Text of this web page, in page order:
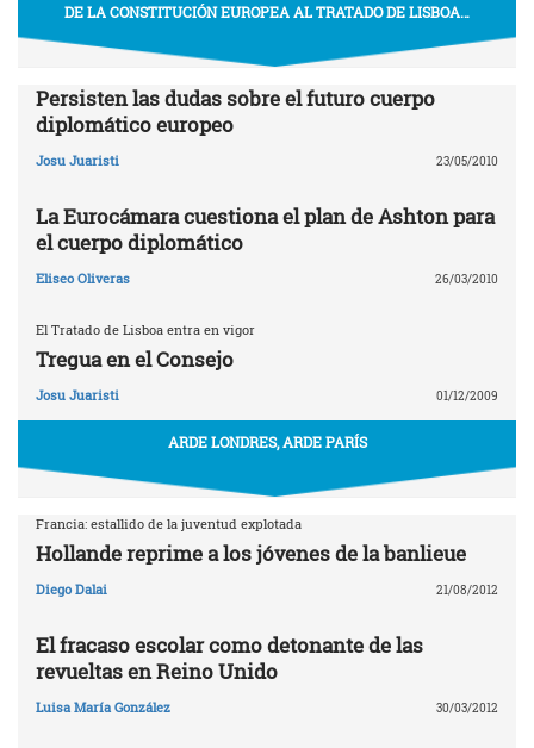
DE LA CONSTITUCIÓN EUROPEA AL TRATADO DE LISBOA…
Persisten las dudas sobre el futuro cuerpo
diplomático europeo
Josu Juaristi 23/05/2010
La Eurocámara cuestiona el plan de Ashton para
el cuerpo diplomático
Eliseo Oliveras 26/03/2010
El Tratado de Lisboa entra en vigor
Tregua en el Consejo
Josu Juaristi 01/12/2009
ARDE LONDRES, ARDE PARÍS
Francia: estallido de la juventud explotada
Hollande reprime a los jóvenes de la banlieue
Diego Dalai 21/08/2012
El fracaso escolar como detonante de las
revueltas en Reino Unido
Luisa María González 30/03/2012